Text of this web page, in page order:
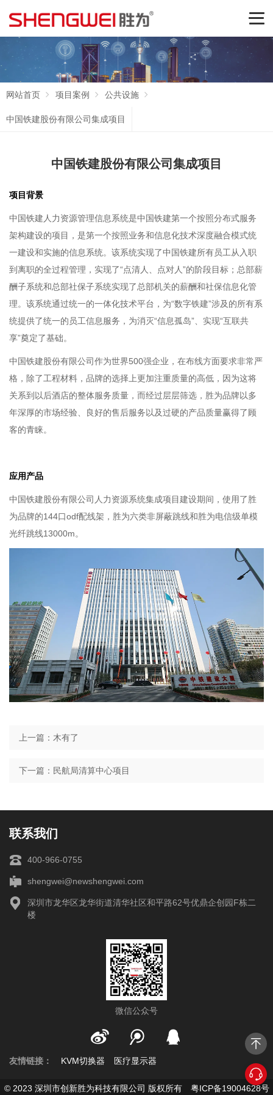
网站首页 项目案例 公共设施
中国铁建股份有限公司集成项目
中国铁建股份有限公司集成项目
项目背景
中国铁建人力资源管理信息系统是中国铁建第一个按照分布式服务
架构建设的项目，是第一个按照业务和信息化技术深度融合模式统
一建设和实施的信息系统。该系统实现了中国铁建所有员工从入职
到离职的全过程管理，实现了“点清人、点对人”的阶段目标；总部薪
酬子系统和总部社保子系统实现了总部机关的薪酬和社保信息化管
理。该系统通过统一的一体化技术平台，为“数字铁建”涉及的所有系
统提供了统一的员工信息服务，为消灭“信息孤岛”、实现“互联共
享”奠定了基础。
中国铁建股份有限公司作为世界500强企业，在布线方面要求非常严
格，除了工程材料，品牌的选择上更加注重质量的高低，因为这将
关系到以后酒店的整体服务质量，而经过层层筛选，胜为品牌以多
年深厚的市场经验、良好的售后服务以及过硬的产品质量赢得了顾
客的青睐。
应用产品
中国铁建股份有限公司人力资源系统集成项目建设期间，使用了胜
为品牌的144口odf配线架，胜为六类非屏蔽跳线和胜为电信级单模
光纤跳线13000m。
上一篇：木有了
下一篇：民航局清算中心项目
联系我们
400-966-0755
shengwei@newshengwei.com
深圳市龙华区龙华街道清华社区和平路62号优鼎企创园F栋二
楼
微信公众号
友情链接： KVM切换器 医疗显示器
© 2023 深圳市创新胜为科技有限公司 版权所有 粤ICP备19004628号